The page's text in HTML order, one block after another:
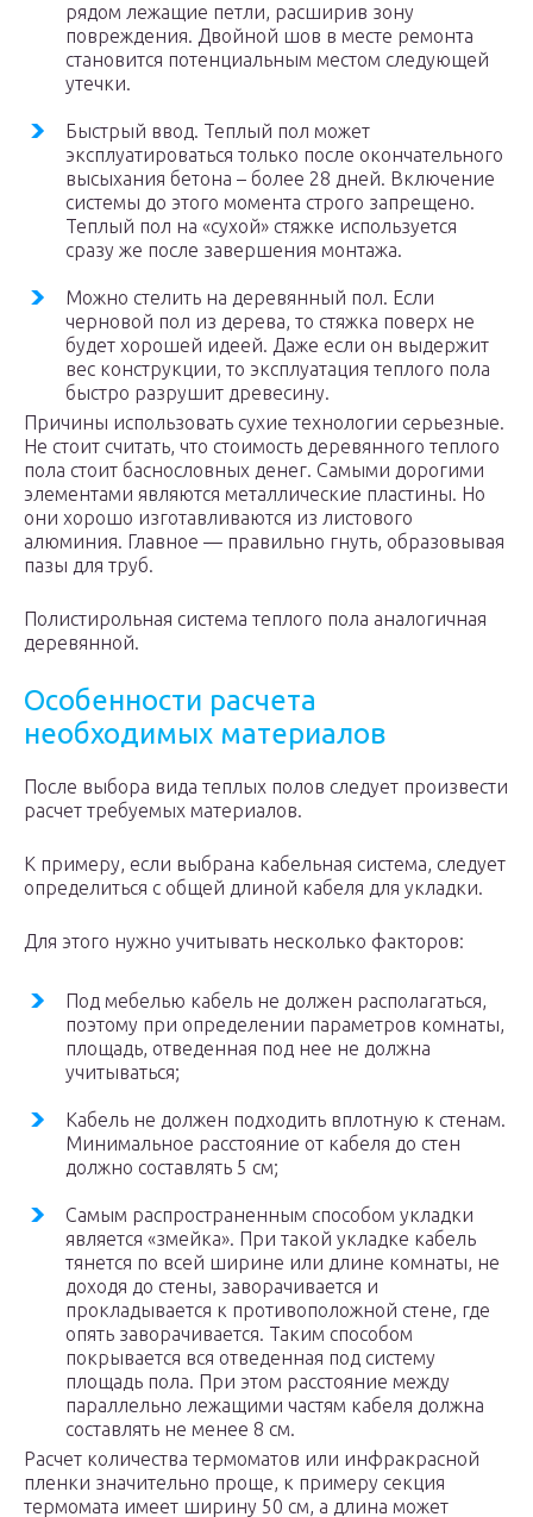
рядом лежащие петли, расширив зону
повреждения. Двойной шов в месте ремонта
становится потенциальным местом следующей
утечки.
Быстрый ввод. Теплый пол может
эксплуатироваться только после окончательного
высыхания бетона – более 28 дней. Включение
системы до этого момента строго запрещено.
Теплый пол на «сухой» стяжке используется
сразу же после завершения монтажа.
Можно стелить на деревянный пол. Если
черновой пол из дерева, то стяжка поверх не
будет хорошей идеей. Даже если он выдержит
вес конструкции, то эксплуатация теплого пола
быстро разрушит древесину.
Причины использовать сухие технологии серьезные.
Не стоит считать, что стоимость деревянного теплого
пола стоит баснословных денег. Самыми дорогими
элементами являются металлические пластины. Но
они хорошо изготавливаются из листового
алюминия. Главное — правильно гнуть, образовывая
пазы для труб.
Полистирольная система теплого пола аналогичная
деревянной.
Особенности расчета
необходимых материалов
После выбора вида теплых полов следует произвести
расчет требуемых материалов.
К примеру, если выбрана кабельная система, следует
определиться с общей длиной кабеля для укладки.
Для этого нужно учитывать несколько факторов:
Под мебелью кабель не должен располагаться,
поэтому при определении параметров комнаты,
площадь, отведенная под нее не должна
учитываться;
Кабель не должен подходить вплотную к стенам.
Минимальное расстояние от кабеля до стен
должно составлять 5 см;
Самым распространенным способом укладки
является «змейка». При такой укладке кабель
тянется по всей ширине или длине комнаты, не
доходя до стены, заворачивается и
прокладывается к противоположной стене, где
опять заворачивается. Таким способом
покрывается вся отведенная под систему
площадь пола. При этом расстояние между
параллельно лежащими частям кабеля должна
составлять не менее 8 см.
Расчет количества термоматов или инфракрасной
пленки значительно проще, к примеру секция
термомата имеет ширину 50 см, а длина может